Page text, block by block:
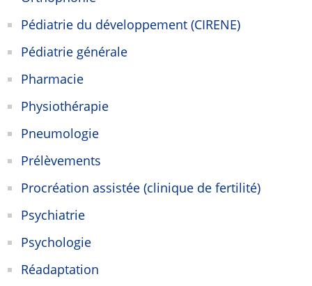
Pédiatrie du développement (CIRENE)
Pédiatrie générale
Pharmacie
Physiothérapie
Pneumologie
Prélèvements
Procréation assistée (clinique de fertilité)
Psychiatrie
Psychologie
Réadaptation